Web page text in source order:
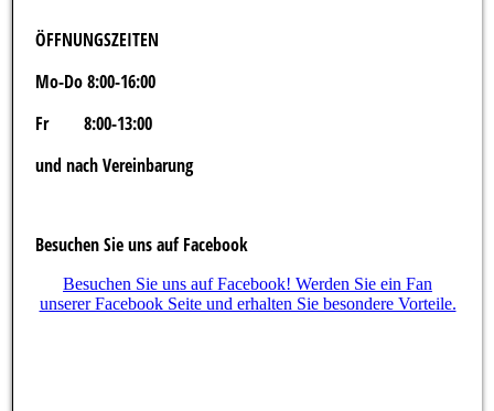
ÖFFNUNGSZEITEN
Mo-Do 8:00-16:00
Fr 8:00-13:00
und nach Vereinbarung
Besuchen Sie uns auf Facebook
Besuchen Sie uns auf Facebook! Werden Sie ein Fan
unserer Facebook Seite und erhalten Sie besondere Vorteile.